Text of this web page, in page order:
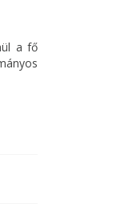
a fő
és